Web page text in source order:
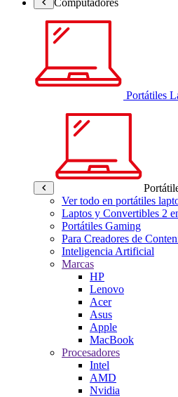
Portátiles
Ver todo en portátiles
Laptos y Convertibles 2
Portátiles Gaming
Para Creadores de
Inteligencia Artificial
Marcas
HP
Lenovo
Acer
Asus
Apple
MacBook
Procesadores
Intel
AMD
Nvidia